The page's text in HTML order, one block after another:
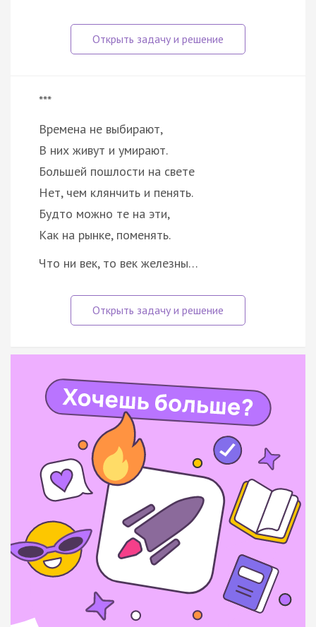
***
Времена не выбирают,
В них живут и умирают.
Большей пошлости на свете
Нет, чем клянчить и пенять.
Будто можно те на эти,
Как на рынке, поменять.
Что ни век, то век железны…